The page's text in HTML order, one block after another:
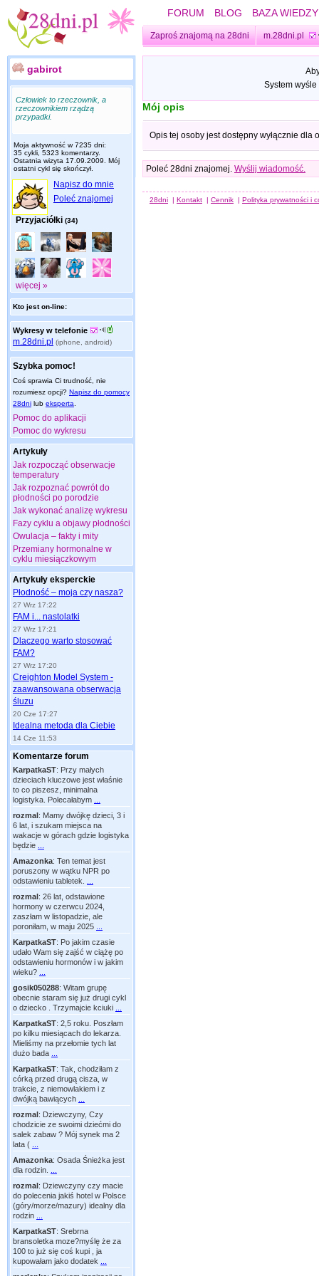
FORUM BLOG BAZA WIEDZY
Zaproś znajomą na 28dni m.28dni.pl
gabirot
Człowiek to rzeczownik, a
rzeczownikiem rządzą
przypadki.
Moja aktywność w 7235 dni:
35 cykli, 5323 komentarzy.
Ostatnia wizyta 17.09.2009 . Mój
ostatni cykl się skończył.
Napisz do mnie
Poleć znajomej
Przyjaciółki (34)
więcej »
Kto jest on-line:
Wykresy w telefonie
m.28dni.pl (iphone, android)
Szybka pomoc!
Coś sprawia Ci trudność, nie
rozumiesz opcji? Napisz do pomocy
28dni lub eksperta
Pomoc do aplikacji
Pomoc do wykresu
Artykuły
Jak rozpocząć obserwacje
temperatury
Jak rozpoznać powrót do
płodności po porodzie
Jak wykonać analizę wykresu
Fazy cyklu a objawy płodności
Owulacja – fakty i mity
Przemiany hormonalne w
cyklu miesiączkowym
Artykuły eksperckie
Płodność – moja czy nasza?
27 Wrz 17:22
FAM i... nastolatki
27 Wrz 17:21
Dlaczego warto stosować
FAM?
27 Wrz 17:20
Creighton Model System -
zaawansowana obserwacja
śluzu
20 Cze 17:27
Idealna metoda dla Ciebie
14 Cze 11:53
Komentarze forum
KarpatkaST: Przy małych
dzieciach kluczowe jest właśnie
to co piszesz, minimalna
logistyka. Polecałabym
rozmal: Mamy dwójkę dzieci, 3 i
6 lat, i szukam miejsca na
wakacje w górach gdzie logistyka
będzie
Amazonka: Ten temat jest
poruszony w wątku NPR po
odstawieniu tabletek.
rozmal: 26 lat, odstawione
hormony w czerwcu 2024,
zaszłam w listopadzie, ale
poroniłam, w maju 2025
KarpatkaST: Po jakim czasie
udało Wam się zajść w ciążę po
odstawieniu hormonów i w jakim
wieku?
gosik050288: Witam grupę
obecnie staram się już drugi cykl
o dziecko . Trzymajcie kciuki
KarpatkaST: 2,5 roku. Poszłam
po kilku miesiącach do lekarza.
Mieliśmy na przełomie tych lat
dużo bada
KarpatkaST: Tak, chodziłam z
córką przed drugą cisza, w
trakcie, z niemowlakiem i z
dwójką bawiących
rozmal: Dziewczyny, Czy
chodzicie ze swoimi dziećmi do
salek zabaw ? Mój synek ma 2
lata (
Amazonka: Osada Śnieżka jest
dla rodzin.
rozmal: Dziewczyny czy macie
do polecenia jakiś hotel w Polsce
(góry/morze/mazury) idealny dla
rodzin
KarpatkaST: Srebrna
bransoletka moze?myślę że za
100 to już się coś kupi , ja
kupowałam jako dodatek
System
Mój opis
Opis tej osoby jest dostępny wyłącznie dla
Poleć 28dni znajomej. Wyślij wiadomość.
28dni | Kontakt | Cennik | Polityka prywatności i